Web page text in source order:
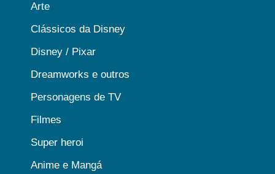
Arte
Clássicos da Disney
Disney / Pixar
Dreamworks e outros
Personagens de TV
Filmes
Super heroi
Anime e Mangá